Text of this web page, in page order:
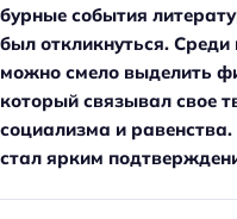
бурные события
был откликнуться. Среди
можно смело выделить
который связывал свое
социализма и
стал ярким